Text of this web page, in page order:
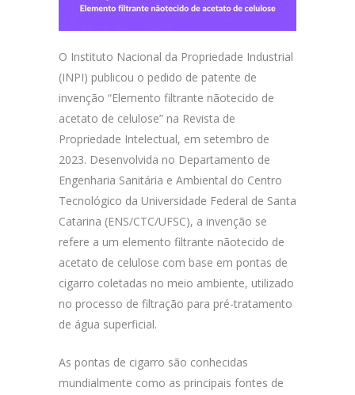
O Instituto Nacional da Propriedade Industrial
(INPI) publicou o pedido de patente de
invenção “Elemento filtrante nãotecido de
acetato de celulose” na Revista de
Propriedade Intelectual, em setembro de
2023. Desenvolvida no Departamento de
Engenharia Sanitária e Ambiental do Centro
Tecnológico da Universidade Federal de Santa
Catarina (ENS/CTC/UFSC), a invenção se
refere a um elemento filtrante nãotecido de
acetato de celulose com base em pontas de
cigarro coletadas no meio ambiente, utilizado
no processo de filtração para pré-tratamento
de água superficial.
As pontas de cigarro são conhecidas
mundialmente como as principais fontes de